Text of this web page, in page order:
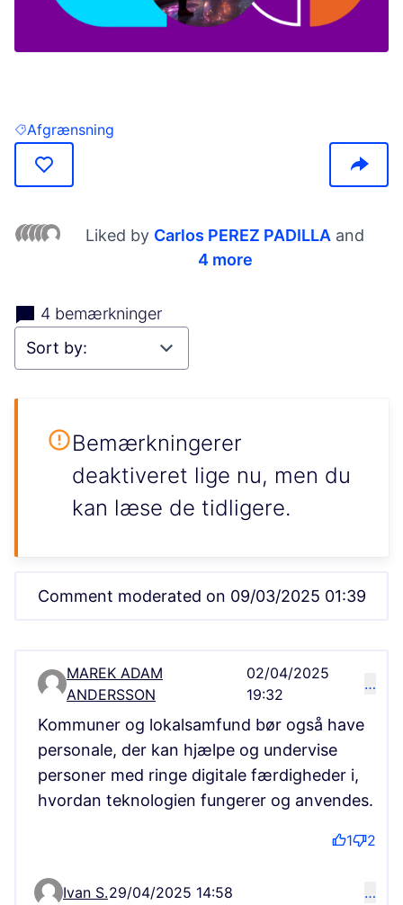
Filter results for: Afgrænsning
Afgrænsning
Liked by Carlos PEREZ PADILLA and
4 more
4 bemærkninger
Bemærkningerer
deaktiveret lige nu, men du
kan læse de tidligere.
Comment moderated on 09/03/2025 01:39
Comment 5017
MAREK ADAM
ANDERSSON
02/04/2025
19:32
…
Kommuner og lokalsamfund bør også have
personale, der kan hjælpe og undervise
personer med ringe digitale færdigheder i,
hvordan teknologien fungerer og anvendes.
1 2
Ivan S.29/04/2025 14:58 …